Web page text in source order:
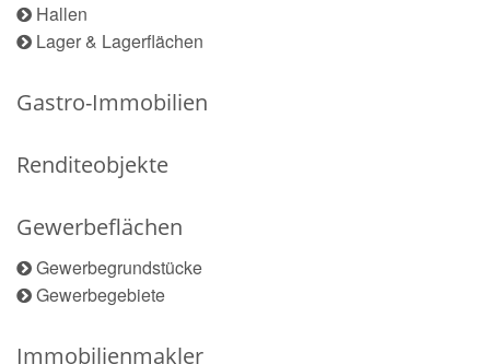
Hallen
Lager & Lagerflächen
Gastro-Immobilien
Renditeobjekte
Gewerbeflächen
Gewerbegrundstücke
Gewerbegebiete
Immobilienmakler